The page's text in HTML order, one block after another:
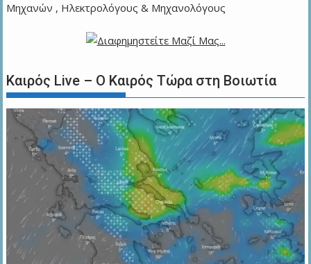
Μηχανών , Ηλεκτρολόγους & Μηχανολόγους
Καιρός Live – Ο Καιρός Τώρα στη Βοιωτία